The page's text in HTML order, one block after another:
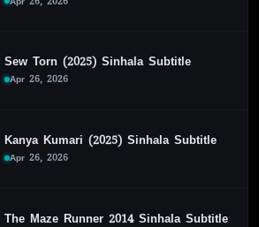
Sew Torn (2025) Sinhala Subtitle
Apr 26, 2026
Kanya Kumari (2025) Sinhala Subtitle
Apr 26, 2026
The Maze Runner 2014 Sinhala Subtitle